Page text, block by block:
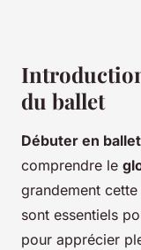
du ballet
Débuter en ballet
comprendre le
grandement
sont essentiels
pour apprécier